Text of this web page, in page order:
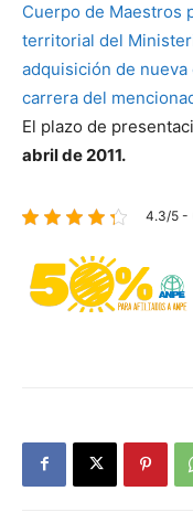
Cuerpo de Maestros
territorial del
adquisición de
carrera del
El plazo de
abril de 2011.
4.3/5 -